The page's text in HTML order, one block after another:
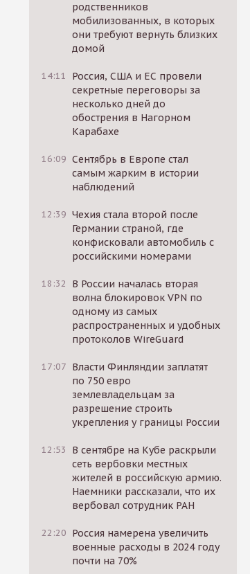
родственников
мобилизованных, в которых
они требуют вернуть близких
домой
14:11
Россия, США и ЕС провели
секретные переговоры за
несколько дней до
обострения в Нагорном
Карабахе
16:09 Сентябрь в Европе стал
самым жарким в истории
наблюдений
12:39 Чехия стала второй после
Германии страной, где
конфисковали автомобиль с
российскими номерами
18:32
В России началась вторая
волна блокировок VPN по
одному из самых
распространенных и удобных
протоколов WireGuard
17:07 Власти Финляндии заплатят
по 750 евро
землевладельцам за
разрешение строить
укрепления у границы России
12:53
В сентябре на Кубе раскрыли
сеть вербовки местных
жителей в российскую армию.
Наемники рассказали, что их
вербовал сотрудник РАН
22:20 Россия намерена увеличить
военные расходы в 2024 году
почти на 70%